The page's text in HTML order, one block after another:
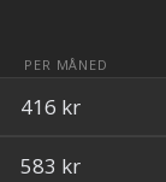
PER MÅNED
416 kr
583 kr